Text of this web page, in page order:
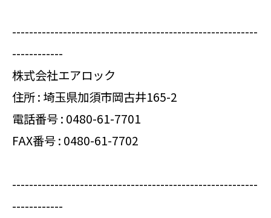
----------------------------------------------------------
------------
株式会社エアロック
住所 : 埼玉県加須市岡古井165-2
電話番号 : 0480-61-7701
FAX番号 : 0480-61-7702
----------------------------------------------------------
------------